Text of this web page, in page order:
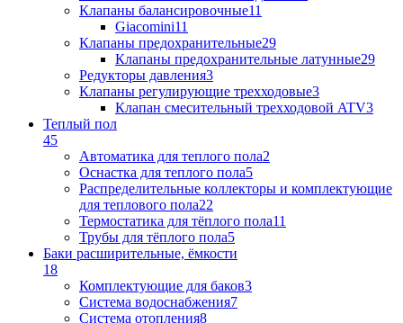
Клапаны балансировочные11
Giacomini11
Клапаны предохранительные29
Клапаны предохранительные латунные29
Редукторы давления3
Клапаны регулирующие трехходовые3
Клапан смесительный трехходовой ATV3
Теплый пол
45
Автоматика для теплого пола2
Оснастка для теплого пола5
Распределительные коллекторы и комплектующие
для теплового пола22
Термостатика для тёплого пола11
Трубы для тёплого пола5
Баки расширительные, ёмкости
18
Комплектующие для баков3
Система водоснабжения7
Система отопления8